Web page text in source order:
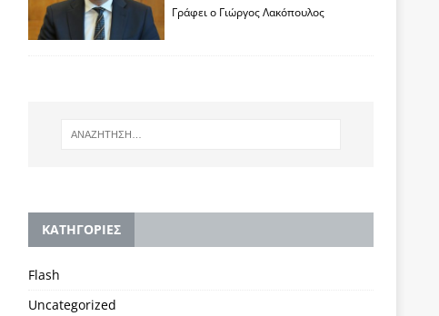
Γράφει ο Γιώργος Λακόπουλος
KΑΤΗΓΟΡΙΕΣ
Flash
Uncategorized